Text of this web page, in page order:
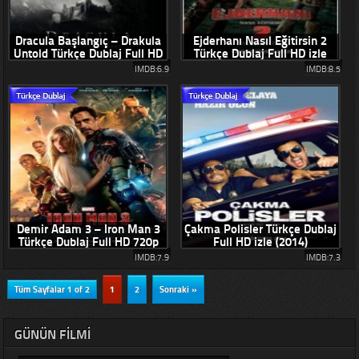
Dracula Başlangıç – Drakula
Untold Türkçe Dublaj Full HD
IMDB:6.9
Ejderhanı Nasıl Eğitirsin 2
Türkçe Dublaj Full HD izle
IMDB:8.5
Demir Adam 3 – Iron Man 3
Türkçe Dublaj Full HD 720p
IMDB:7.9
Çakma Polisler Türkçe Dublaj
Full HD izle (2014)
IMDB:7.3
Tüm Sayfalar 1 of 2 1 2 Sonraki »
GÜNÜN FILMI